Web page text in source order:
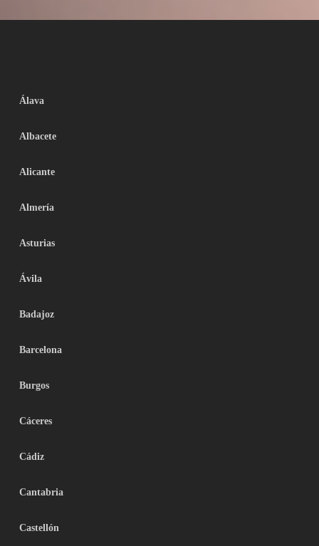
Álava
Albacete
Alicante
Almería
Asturias
Ávila
Badajoz
Barcelona
Burgos
Cáceres
Cádiz
Cantabria
Castellón